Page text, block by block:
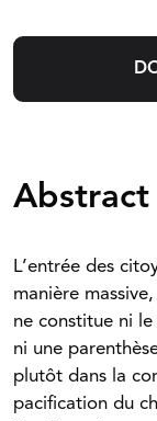
Abstract
L’entrée des
manière
ne constitue ni
ni une
plutôt dans la
pacification du